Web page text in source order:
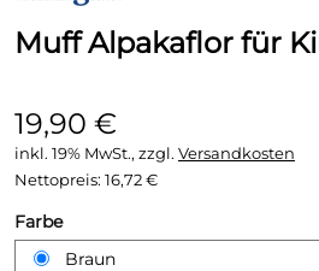
Muff Alpakaflor für
19,90 €
inkl. 19% MwSt., zzgl. Versandkosten
Nettopreis: 16,72 €
Farbe
Braun